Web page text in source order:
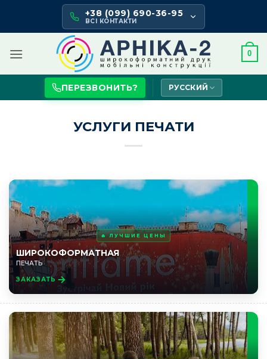
content
+38 (099) 690-36-95
ВСІ КОНТАКТИ
0
ПЕРЕЗВОНИТЬ? РУССКИЙ
УСЛУГИ ПЕЧАТИ
🔥 ЛУЧШИЕ ЦЕНЫ
ШИРОКОФОРМАТНАЯ
ПЕЧАТЬ
ЗАКАЗАТЬ